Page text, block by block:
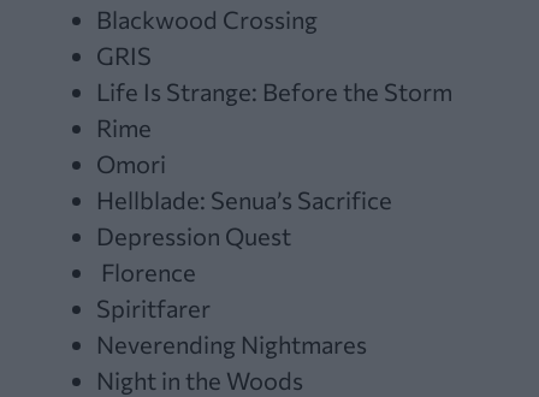
Blackwood Crossing
GRIS
Life Is Strange: Before the Storm
Rime
Omori
Hellblade: Senua’s Sacrifice
Depression Quest
Florence
Spiritfarer
Neverending Nightmares
Night in the Woods